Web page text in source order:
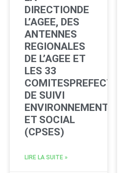
DIRECTIONDE
L’AGEE, DES
ANTENNES
REGIONALES
DE L’AGEE ET
LES 33
DE SUIVI
ENVIRONNEMENTAL
ET SOCIAL
(CPSES)
LIRE LA SUITE »